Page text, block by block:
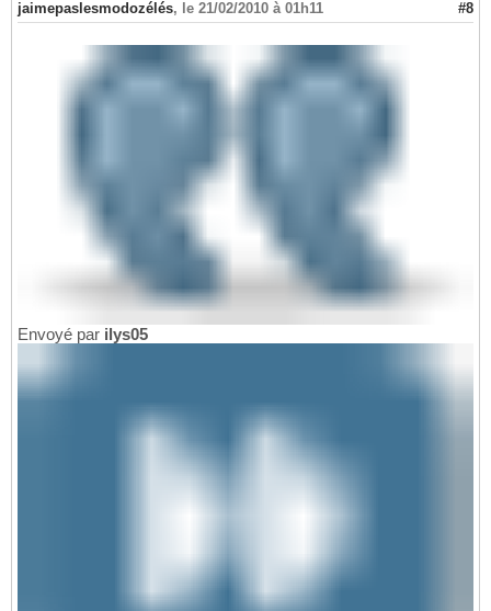
jaimepaslesmodozélés, le 21/02/2010 à 01h11 #8
Envoyé par ilys05